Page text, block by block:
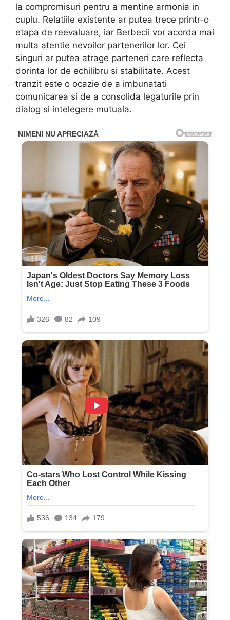
la compromisuri pentru a mentine armonia in
cuplu. Relatiile existente ar putea trece printr-o
etapa de reevaluare, iar Berbecii vor acorda mai
multa atentie nevoilor partenerilor lor. Cei
singuri ar putea atrage parteneri care reflecta
dorinta lor de echilibru si stabilitate. Acest
tranzit este o ocazie de a imbunatati
comunicarea si de a consolida legaturile prin
dialog si intelegere mutuala.